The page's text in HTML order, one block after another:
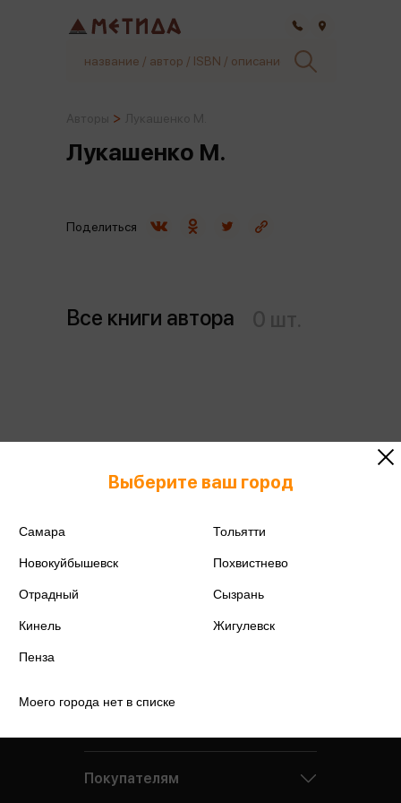
Лукашенко М.
Все книги автора
Поделиться
Подробнее о дисконтной карте
Выберите ваш город
Самара Тольятти
Новокуйбышевск Похвистнево
Отрадный Сызрань
Кинель Жигулевск
Пенза
Моего города нет в списке
Покупателям